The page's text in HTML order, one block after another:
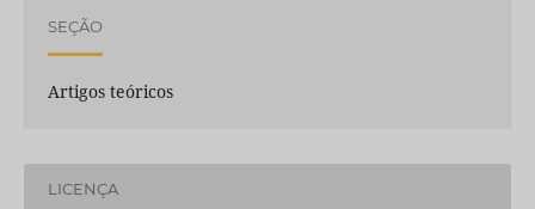
SEÇÃO
Artigos teóricos
LICENÇA